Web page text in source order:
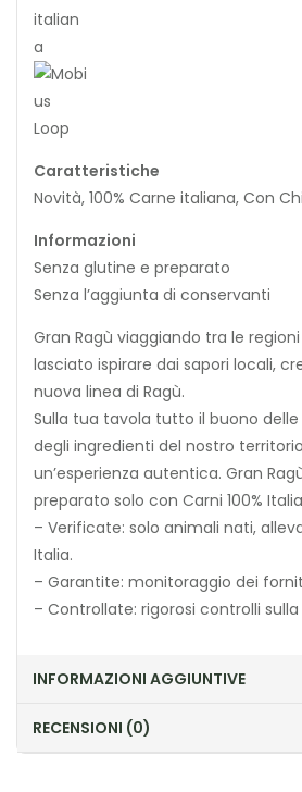
Caratteristiche
Novità, 100% Carne italiana, Con
Informazioni
Senza glutine e preparato
Senza l’aggiunta di conservanti
Gran Ragù viaggiando tra le
lasciato ispirare dai sapori locali,
nuova linea di Ragù.
Sulla tua tavola tutto il buono
degli ingredienti del nostro
un’esperienza autentica. Gran
preparato solo con Carni 100%
– Verificate: solo animali nati,
Italia.
– Garantite: monitoraggio dei
– Controllate: rigorosi controlli
INFORMAZIONI AGGIUNTIVE
RECENSIONI (0)